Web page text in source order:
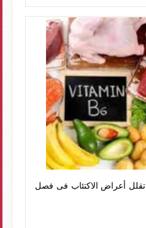
5 أطعمة غنية بفيتامين B6 تقلل أعراض الاكتئاب فى فصل